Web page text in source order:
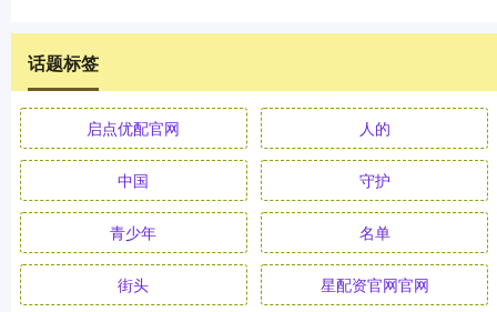
话题标签
启点优配官网 人的
中国 守护
青少年 名单
街头 星配资官网官网